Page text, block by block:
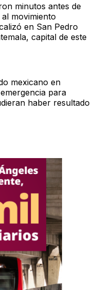
minutos antes de
movimiento
en San Pedro
capital de este
mexicano en
para
haber resultado